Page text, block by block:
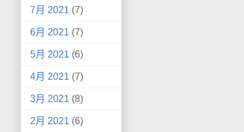
7月 2021 (7)
6月 2021 (7)
5月 2021 (6)
4月 2021 (7)
3月 2021 (8)
2月 2021 (6)